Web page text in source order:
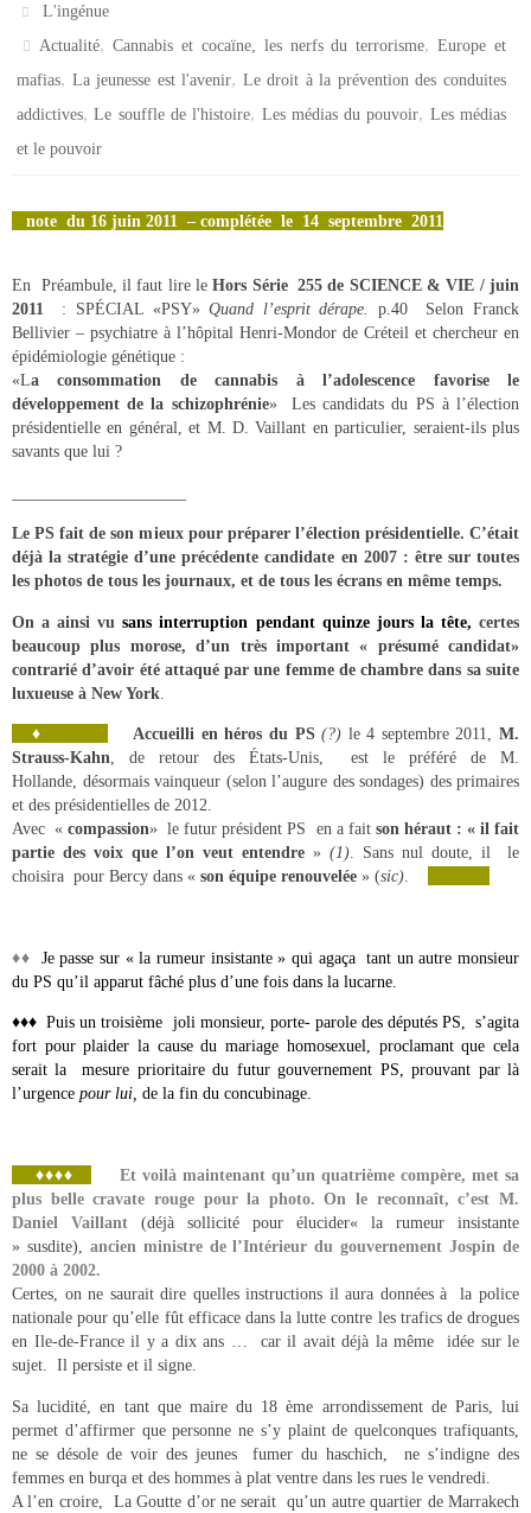
L'ingénue
Actualité,Cannabis et cocaïne, les nerfs du terrorisme,Europe et
mafias, La jeunesse est l'avenir, Le droit à la prévention des conduites
addictives,Le souffle de l'histoire, Les médias du pouvoir, Les médias
et le pouvoir
note du 16 juin 2011 – complétée le 14 septembre 2011
En Préambule, il faut lire leHors Série 255 de SCIENCE & VIE / juin
2011 : SPÉCIAL «PSY»Quand l’esprit dérape.p.40 Selon Franck
Bellivier – psychiatre à l’hôpital Henri-Mondor de Créteil et chercheur en
épidémiologie génétique :
«La consommation de cannabis à l’adolescence favorise le
développement de la schizophrénie» Les candidats du PS à l’élection
présidentielle en général, et M. D. Vaillant en particulier, seraient-ils plus
savants que lui ?
Le PS fait de son mieux pour préparer l’élection présidentielle. C’était
déjà la stratégie d’une précédente candidate en 2007 : être sur toutes
les photos de tous les journaux, et de tous les écrans en même temps.
On a ainsi vusans interruption pendant quinze jours la tête,certes
beaucoup plus morose, d’un très important « présumé candidat»
contrarié d’avoir été attaqué par une femme de chambre dans sa suite
luxueuse à New York
♦ Accueilli en héros du PS (?) le 4 septembre 2011,M.
Strauss-Kahn , de retour des États-Unis, est le préféré de M.
Hollande, désormais vainqueur (selon l’augure des sondages) des primaires
et des présidentielles de 2012.
Avec «compassion» le futur président PS en a fait son héraut : « il fait
partie des voix que l’on veut entendre » (1) . Sans nul doute, il le
choisira pour Bercy dans « son équipe renouvelée » (sic)
♦♦ Je passe sur « la rumeur insistante » qui agaça tant un autre monsieur
du PS qu’il apparut fâché plus d’une fois dans la lucarne.
♦♦♦ Puis un troisième joli monsieur, porte- parole des députés PS, s’agita
fort pour plaider la cause du mariage homosexuel, proclamant que cela
serait la mesure prioritaire du futur gouvernement PS, prouvant par là
l’urgence pour lui, de la fin du concubinage.
♦♦♦♦
Et voilà maintenant qu’un quatrième compère, met sa
plus belle cravate rouge pour la photo. On le reconnaît, c’est M.
Daniel Vaillant
(déjà sollicité pour élucider« la rumeur insistante
» susdite), ancien ministre de l’Intérieur du gouvernement Jospin de
2000 à 2002.
Certes, on ne saurait dire quelles instructions il aura données à la police
nationale pour qu’elle fût efficace dans la lutte contre les trafics de drogues
en Ile-de-France il y a dix ans … car il avait déjà la même idée sur le
sujet. Il persiste et il signe.
Sa lucidité, en tant que maire du 18 ème arrondissement de Paris, lui
permet d’affirmer que personne ne s’y plaint de quelconques trafiquants,
ne se désole de voir des jeunes fumer du haschich, ne s’indigne des
femmes en burqa et des hommes à plat ventre dans les rues le vendredi.
A l’en croire, La Goutte d’or ne serait qu’un autre quartier de Marrakech